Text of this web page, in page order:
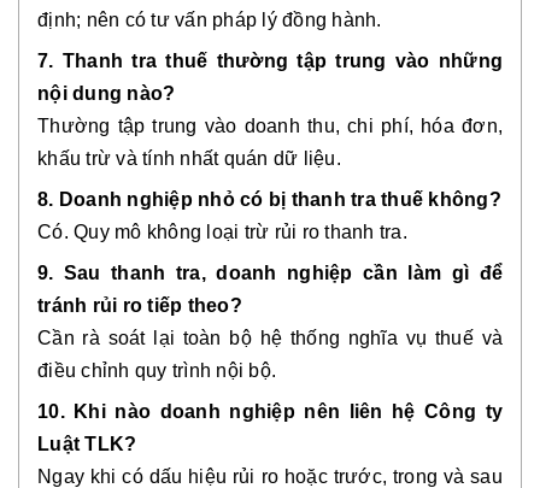
định; nên có tư vấn pháp lý đồng hành.
7. Thanh tra thuế thường tập trung vào những
nội dung nào?
Thường tập trung vào doanh thu, chi phí, hóa đơn,
khấu trừ và tính nhất quán dữ liệu.
8. Doanh nghiệp nhỏ có bị thanh tra thuế không?
Có. Quy mô không loại trừ rủi ro thanh tra.
9. Sau thanh tra, doanh nghiệp cần làm gì để
tránh rủi ro tiếp theo?
Cần rà soát lại toàn bộ hệ thống nghĩa vụ thuế và
điều chỉnh quy trình nội bộ.
10. Khi nào doanh nghiệp nên liên hệ Công ty
Luật TLK?
Ngay khi có dấu hiệu rủi ro hoặc trước, trong và sau